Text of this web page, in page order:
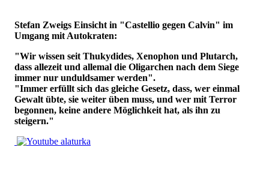
Stefan Zweigs Einsicht in "Castellio gegen Calvin" im
Umgang mit Autokraten:
"Wir wissen seit Thukydides, Xenophon und Plutarch,
dass allezeit und allemal die Oligarchen nach dem Siege
immer nur unduldsamer werden".
"Immer erfüllt sich das gleiche Gesetz, dass, wer einmal
Gewalt übte, sie weiter üben muss, und wer mit Terror
begonnen, keine andere Möglichkeit hat, als ihn zu
steigern."